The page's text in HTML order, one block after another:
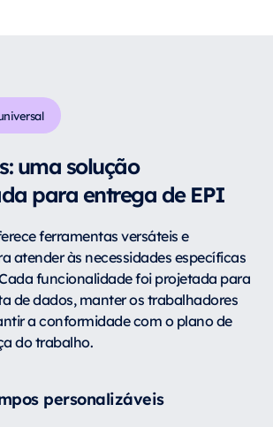
uma solução
para entrega de EPI
ferramentas versáteis e
atender às necessidades específicas
funcionalidade foi projetada para
de dados, manter os trabalhadores
a conformidade com o plano de
do trabalho.
personalizáveis